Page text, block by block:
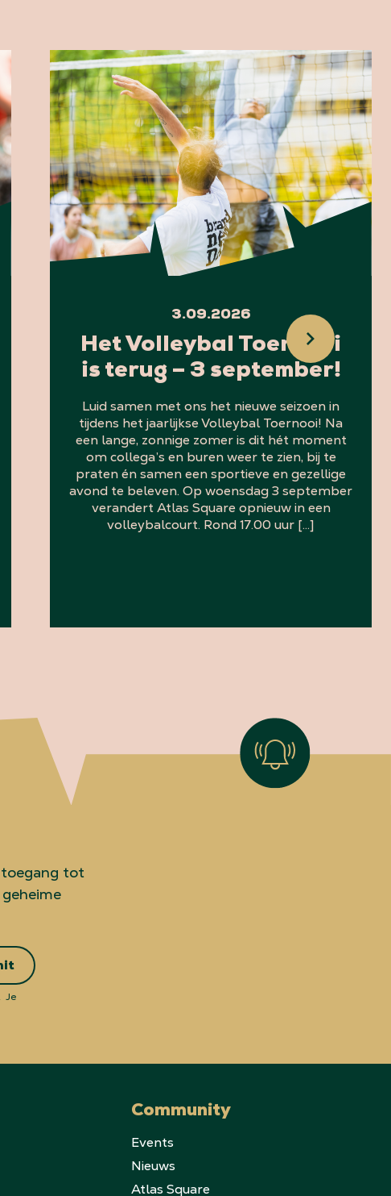
3.09.2026
Het Volleybal Toernooi
is terug – 3 september!
Luid samen met ons het nieuwe seizoen in
tijdens het jaarlijkse Volleybal Toernooi! Na
een lange, zonnige zomer is dit hét moment
om collega’s en buren weer te zien, bij te
praten én samen een sportieve en gezellige
avond te beleven. Op woensdag 3 september
verandert Atlas Square opnieuw in een
volleybalcourt. Rond 17.00 uur […]
toegang tot
Je
Community
Events
Nieuws
Atlas Square